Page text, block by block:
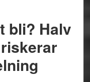
bli? Halv